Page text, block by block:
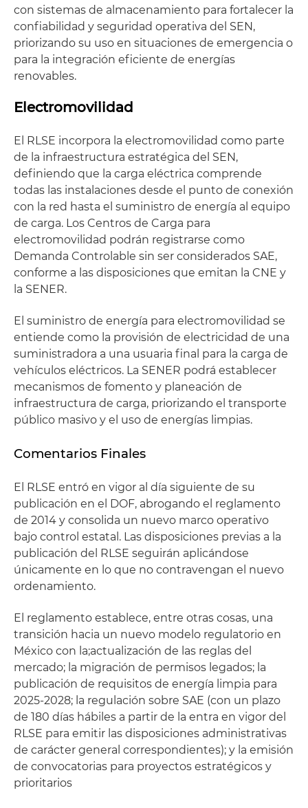
con sistemas de almacenamiento para fortalecer la
confiabilidad y seguridad operativa del SEN,
priorizando su uso en situaciones de emergencia o
para la integración eficiente de energías
renovables.
Electromovilidad
El RLSE incorpora la electromovilidad como parte
de la infraestructura estratégica del SEN,
definiendo que la carga eléctrica comprende
todas las instalaciones desde el punto de conexión
con la red hasta el suministro de energía al equipo
de carga. Los Centros de Carga para
electromovilidad podrán registrarse como
Demanda Controlable sin ser considerados SAE,
conforme a las disposiciones que emitan la CNE y
la SENER.
El suministro de energía para electromovilidad se
entiende como la provisión de electricidad de una
suministradora a una usuaria final para la carga de
vehículos eléctricos. La SENER podrá establecer
mecanismos de fomento y planeación de
infraestructura de carga, priorizando el transporte
público masivo y el uso de energías limpias.
Comentarios Finales
El RLSE entró en vigor al día siguiente de su
publicación en el DOF, abrogando el reglamento
de 2014 y consolida un nuevo marco operativo
bajo control estatal. Las disposiciones previas a la
publicación del RLSE seguirán aplicándose
únicamente en lo que no contravengan el nuevo
ordenamiento.
El reglamento establece, entre otras cosas, una
transición hacia un nuevo modelo regulatorio en
México con la;actualización de las reglas del
mercado; la migración de permisos legados; la
publicación de requisitos de energía limpia para
2025-2028; la regulación sobre SAE (con un plazo
de 180 días hábiles a partir de la entra en vigor del
RLSE para emitir las disposiciones administrativas
de carácter general correspondientes); y la emisión
de convocatorias para proyectos estratégicos y
prioritarios